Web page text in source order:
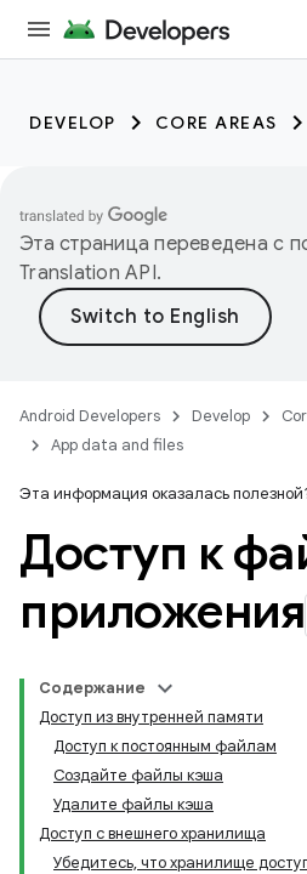
DEVELOP CORE AREAS
Эта страница переведена с
Translation API.
Android Developers Develop
App data and files
Эта информация оказалась
Доступ к
приложения
Содержание
Доступ из внутренней памяти
Доступ к постоянным файлам
Создайте файлы кэша
Удалите файлы кэша
Доступ с внешнего хранилища
Убедитесь, что хранилище